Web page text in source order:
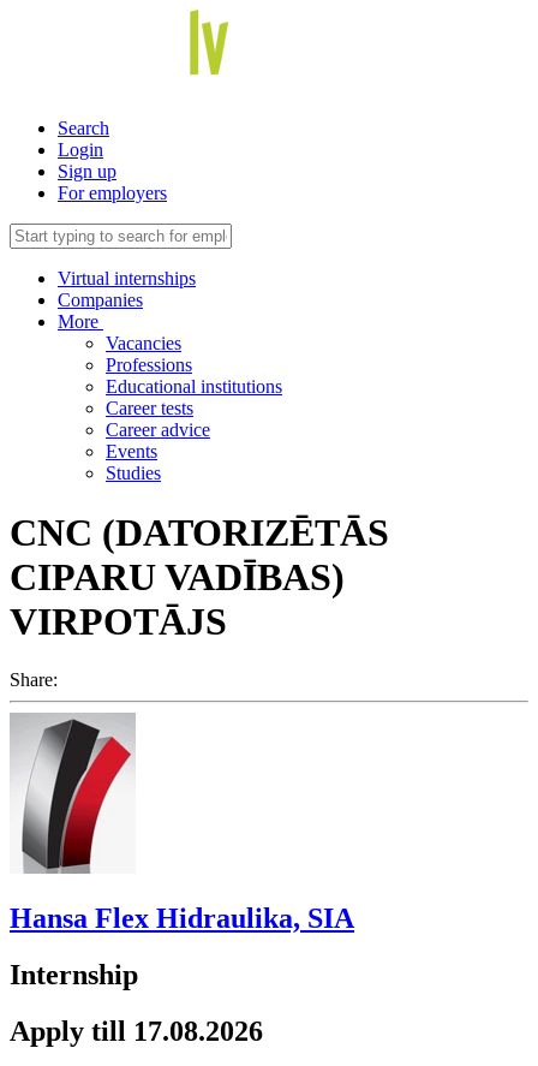
Search
Login
Sign up
For employers
Virtual internships
Companies
More
Vacancies
Professions
Educational institutions
Career tests
Career advice
Events
Studies
CNC (DATORIZĒTĀS
CIPARU VADĪBAS)
VIRPOTĀJS
Share:
Hansa Flex Hidraulika, SIA
Internship
Apply till 17.08.2026